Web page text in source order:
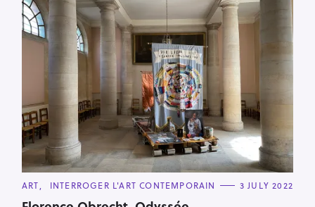
C
T
ART INTERROGER L'ART CONTEMPORAIN 3 JULY 2022